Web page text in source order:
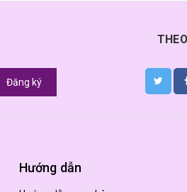
Đăng ký
Hướng dẫn